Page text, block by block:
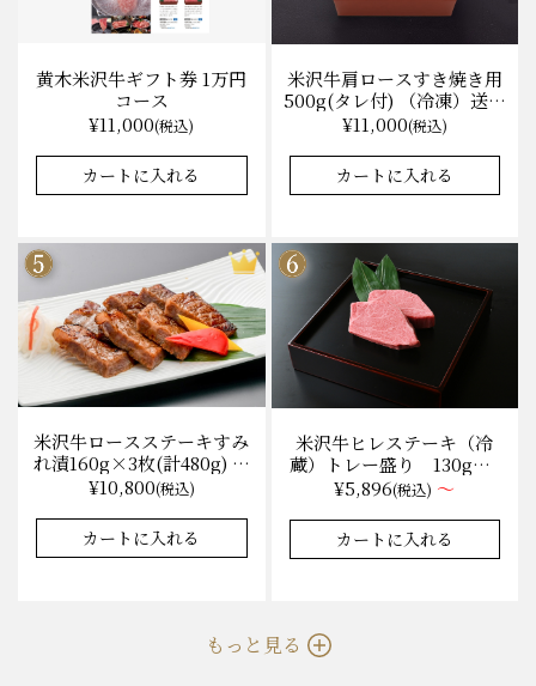
黄木米沢牛ギフト券 1万円
コース
¥11,000(税込)
★★★★★
★★★★★ 4.7 47件
米沢牛肩ロースすき焼き用
500g(タレ付) （冷凍）送料
無料 化粧箱入
¥11,000(税込)
カートに入れる
米沢牛ロースステーキすみ
れ漬160g×3枚(計480g) 木
箱入 味噌酒粕漬け/冷蔵
送料無料
¥10,800(税込)
米沢牛ヒレステーキ（冷
蔵）トレー盛り 130g×1
枚から量り売り
¥5,896(税込)～